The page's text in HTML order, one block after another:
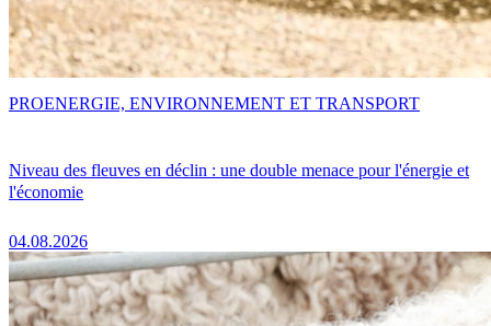
Niveau des fleuves en déclin : une double menace pour l'énergie et
l'économie
04.08.2026
PROENERGIE, ENVIRONNEMENT ET TRANSPORT